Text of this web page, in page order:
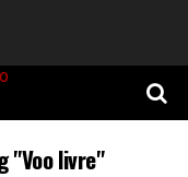
"Voo livre"